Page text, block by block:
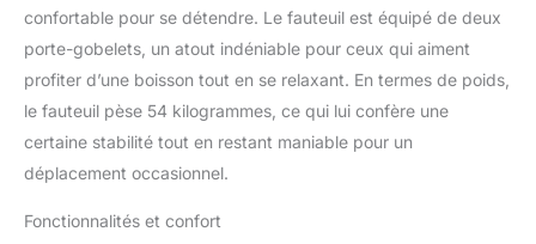
confort. Le cadre robuste
rendent ce fauteuil
inclinable simple plus
stable en position
couchée, suffisamment
confortable pour se détendre. Le fauteuil est équipé de deux
porte-gobelets, un atout indéniable pour ceux qui aiment
profiter d’une boisson tout en se relaxant. En termes de poids,
le fauteuil pèse 54 kilogrammes, ce qui lui confère une
certaine stabilité tout en restant maniable pour un
déplacement occasionnel.
Fonctionnalités et confort